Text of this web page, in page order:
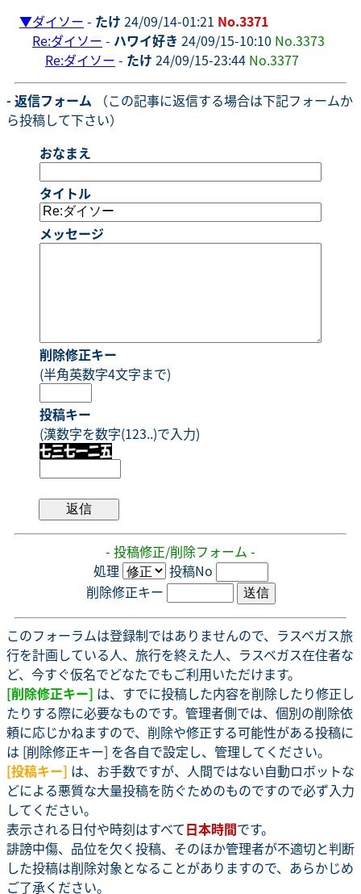
▼ダイソー - たけ 24/09/14-01:21 No.3371
Re:ダイソー - ハワイ好き 24/09/15-10:10 No.3373
Re:ダイソー - たけ 24/09/15-23:44 No.3377
- 返信フォーム （この記事に返信する場合は下記フォームか
ら投稿して下さい）
おなまえ
タイトル
メッセージ
削除修正キー
(半角英数字4文字まで)
投稿キー
(漢数字を数字(123..)で入力)
- 投稿修正/削除フォーム -
処理
投稿No
削除修正キー
このフォーラムは登録制ではありませんので、ラスベガス旅
行を計画している人、旅行を終えた人、ラスベガス在住者な
ど、今すぐ仮名でどなたでもご利用いただけます。
[削除修正キー] は、すでに投稿した内容を削除したり修正し
たりする際に必要なものです。管理者側では、個別の削除依
頼に応じかねますので、削除や修正する可能性がある投稿に
は [削除修正キー] を各自で設定し、管理してください。
[投稿キー] は、お手数ですが、人間ではない自動ロボットな
どによる悪質な大量投稿を防ぐためのものですので必ず入力
してください。
表示される日付や時刻はすべて日本時間です。
誹謗中傷、品位を欠く投稿、そのほか管理者が不適切と判断
した投稿は削除対象となることがありますので、あらかじめ
ご了承ください。